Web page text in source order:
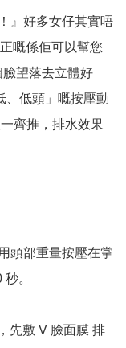
』好多女仔其實唔
嘅係佢可以幫您
臉望落去立體好
、低頭」嘅按壓動
齊推，排水效果
頭部重量按壓在掌
。
先敷 V 臉面膜 排